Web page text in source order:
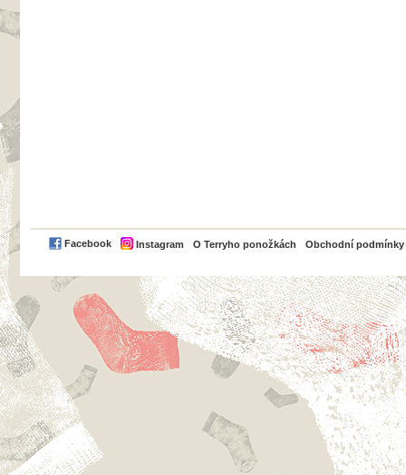
Facebook Instagram O Terryho ponožkách Obchodní podmínky
PayPal